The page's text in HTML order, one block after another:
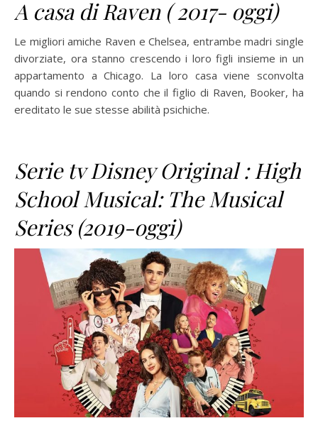
A casa di Raven ( 2017- oggi)
Le migliori amiche Raven e Chelsea, entrambe madri single
divorziate, ora stanno crescendo i loro figli insieme in un
appartamento a Chicago. La loro casa viene sconvolta
quando si rendono conto che il figlio di Raven, Booker, ha
ereditato le sue stesse abilità psichiche.
Serie tv Disney Original : High
School Musical: The Musical
Series (2019-oggi)